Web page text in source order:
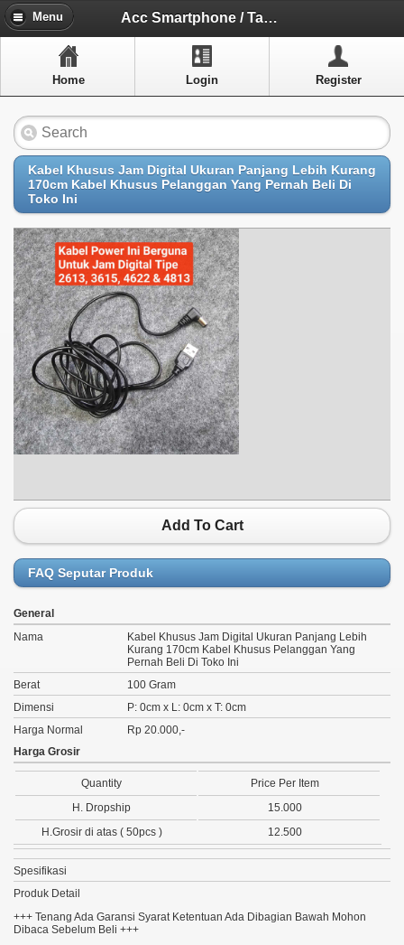
Acc Smartphone / Tablet
Home Login Register
Menu
Kabel Khusus Jam Digital Ukuran Panjang Lebih Kurang
170cm Kabel Khusus Pelanggan Yang Pernah Beli Di
Toko Ini
Add To Cart
FAQ Seputar Produk
General
Nama
Kabel Khusus Jam Digital Ukuran Panjang Lebih
Kurang 170cm Kabel Khusus Pelanggan Yang
Pernah Beli Di Toko Ini
Berat
100 Gram
Dimensi
P: 0cm x L: 0cm x T: 0cm
Harga Normal
Rp 20.000,-
Harga Grosir
Quantity
Price Per Item
H. Dropship
15.000
H.Grosir di atas ( 50pcs )
12.500
Spesifikasi
Produk Detail
+++ Tenang Ada Garansi Syarat Ketentuan Ada Dibagian Bawah Mohon
Dibaca Sebelum Beli +++
Menu
Artikel
Layanan Pelangan
FAQ
Info Dropship
New Arrivals
Out of Stock
Contact Us
Close Menu